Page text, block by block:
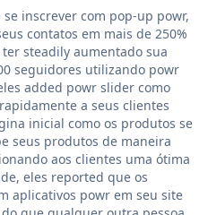
inscrever com pop-up powr,
contatos em mais de 250%
steadily aumentado sua
seguidores utilizando powr
added powr slider como
a seus clientes
inicial como os produtos se
seus produtos de maneira
aos clientes uma ótima
eles reported que os
aplicativos powr em seu site